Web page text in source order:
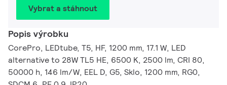
Vybrat a stáhnout
Popis výrobku
CorePro, LEDtube, T5, HF, 1200 mm, 17.1 W, LED
alternative to 28W TL5 HE, 6500 K, 2500 lm, CRI 80,
50000 h, 146 lm/W, EEL D, G5, Sklo, 1200 mm, RG0,